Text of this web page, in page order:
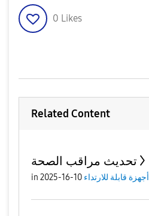
0 Likes
Related Content
تحديث مراقب الصحة
in أجهزة قابلة للارتداء 10-16-2025